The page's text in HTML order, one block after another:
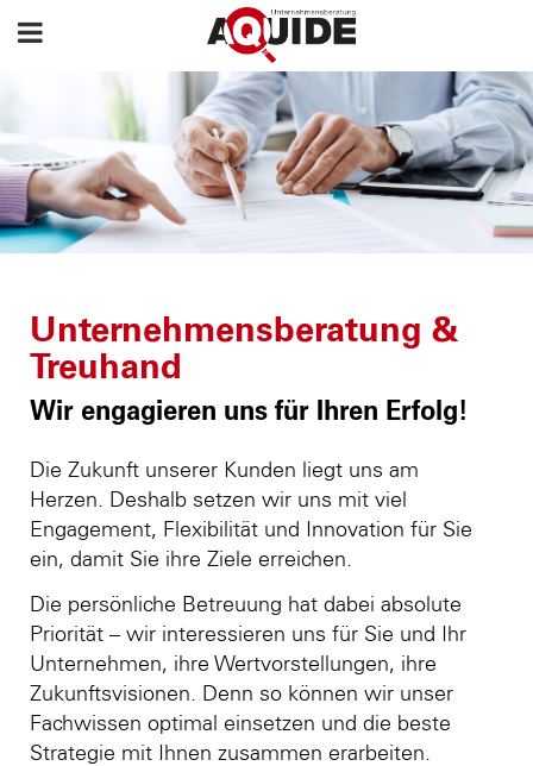
Unternehmensberatung &
Treuhand
Wir engagieren uns für Ihren Erfolg!
Die Zukunft unserer Kunden liegt uns am
Herzen. Deshalb setzen wir uns mit viel
Engagement, Flexibilität und Innovation für Sie
ein, damit Sie ihre Ziele erreichen.
Die persönliche Betreuung hat dabei absolute
Priorität – wir interessieren uns für Sie und Ihr
Unternehmen, ihre Wertvorstellungen, ihre
Zukunftsvisionen. Denn so können wir unser
Fachwissen optimal einsetzen und die beste
Strategie mit Ihnen zusammen erarbeiten.